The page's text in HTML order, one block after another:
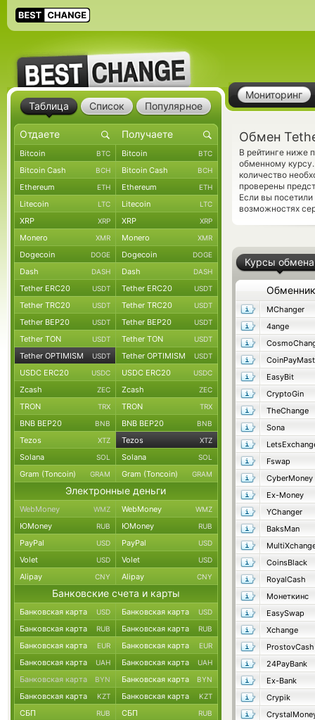
Мониторинг
Обмен
В рейтинге ниже
обменному
количество
проверены
Если вы
возможностях
Курсы обмена
Обменник
MChanger
4ange
EasyBit
CryptoGin
TheChange
Sona
Fswap
CyberMoney
Ex-Money
YChanger
BaksMan
CoinsBlack
RoyalCash
Монеткинс
EasySwap
Xchange
ProstovCash
24PayBank
Ex-Bank
Crypik
Таблица Список Популярное
Bitcoin BTC Bitcoin BTC
Bitcoin Cash BCH Bitcoin Cash BCH
Ethereum ETH Ethereum ETH
Litecoin LTC Litecoin LTC
XRP XRP XRP XRP
Monero XMR Monero XMR
Dogecoin DOGE Dogecoin DOGE
Dash DASH Dash DASH
Tether ERC20 USDT Tether ERC20 USDT
Tether TRC20 USDT Tether TRC20 USDT
Tether BEP20 USDT Tether BEP20 USDT
Tether TON USDT Tether TON USDT
Tether OPTIMISM USDT Tether OPTIMISM USDT
USDC ERC20 USDC USDC ERC20 USDC
Zcash ZEC Zcash ZEC
TRON TRX TRON TRX
BNB BEP20 BNB BNB BEP20 BNB
Tezos XTZ Tezos XTZ
Solana SOL Solana SOL
Gram (Toncoin) GRAM Gram (Toncoin) GRAM
Электронные деньги
WebMoney WMZ WebMoney WMZ
ЮMoney RUB ЮMoney RUB
PayPal USD PayPal USD
Volet USD Volet USD
Alipay CNY Alipay CNY
Банковские счета и карты
Банковская карта USD Банковская карта USD
Банковская карта RUB Банковская карта RUB
Банковская карта EUR Банковская карта EUR
Банковская карта UAH Банковская карта UAH
Банковская карта BYN Банковская карта BYN
Банковская карта KZT Банковская карта KZT
СБП RUB СБП RUB